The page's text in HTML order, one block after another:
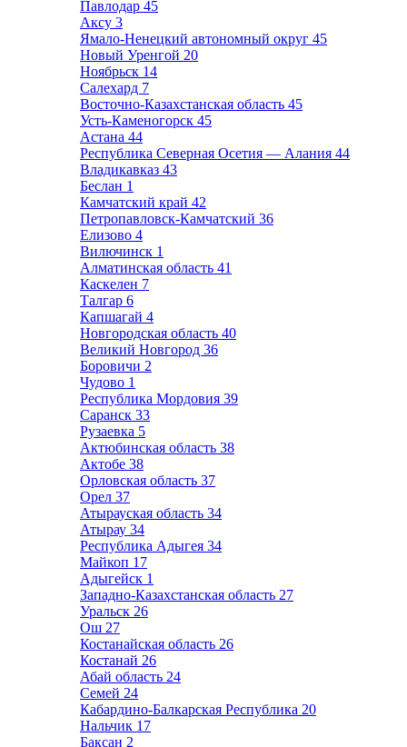
Павлодар 45
Аксу 3
Ямало-Ненецкий автономный округ 45
Новый Уренгой 20
Ноябрьск 14
Салехард 7
Восточно-Казахстанская область 45
Усть-Каменогорск 45
Астана 44
Республика Северная Осетия — Алания 44
Владикавказ 43
Беслан 1
Камчатский край 42
Петропавловск-Камчатский 36
Елизово 4
Вилючинск 1
Алматинская область 41
Каскелен 7
Талгар 6
Капшагай 4
Новгородская область 40
Великий Новгород 36
Боровичи 2
Чудово 1
Республика Мордовия 39
Саранск 33
Рузаевка 5
Актюбинская область 38
Актобе 38
Орловская область 37
Орел 37
Атырауская область 34
Атырау 34
Республика Адыгея 34
Майкоп 17
Адыгейск 1
Западно-Казахстанская область 27
Уральск 26
Ош 27
Костанайская область 26
Костанай 26
Абай область 24
Семей 24
Кабардино-Балкарская Республика 20
Нальчик 17
Баксан 2